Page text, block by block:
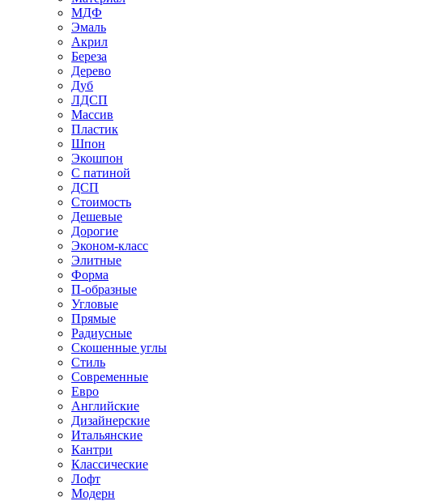
МДФ
Эмаль
Акрил
Береза
Дерево
Дуб
ЛДСП
Массив
Пластик
Шпон
Экошпон
С патиной
ДСП
Стоимость
Дешевые
Дорогие
Эконом-класс
Элитные
Форма
П-образные
Угловые
Прямые
Радиусные
Скошенные углы
Стиль
Современные
Евро
Английские
Дизайнерские
Итальянские
Кантри
Классические
Лофт
Модерн